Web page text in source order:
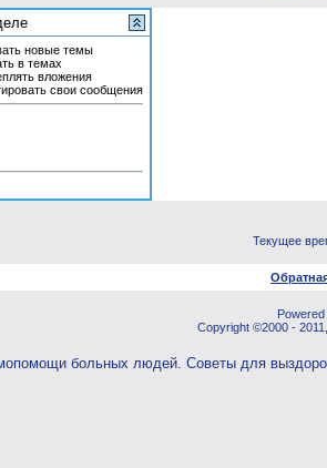
новые темы
в темах
вложения
свои сообщения
Текущее
Copyright ©2000 -
больных людей. Советы для